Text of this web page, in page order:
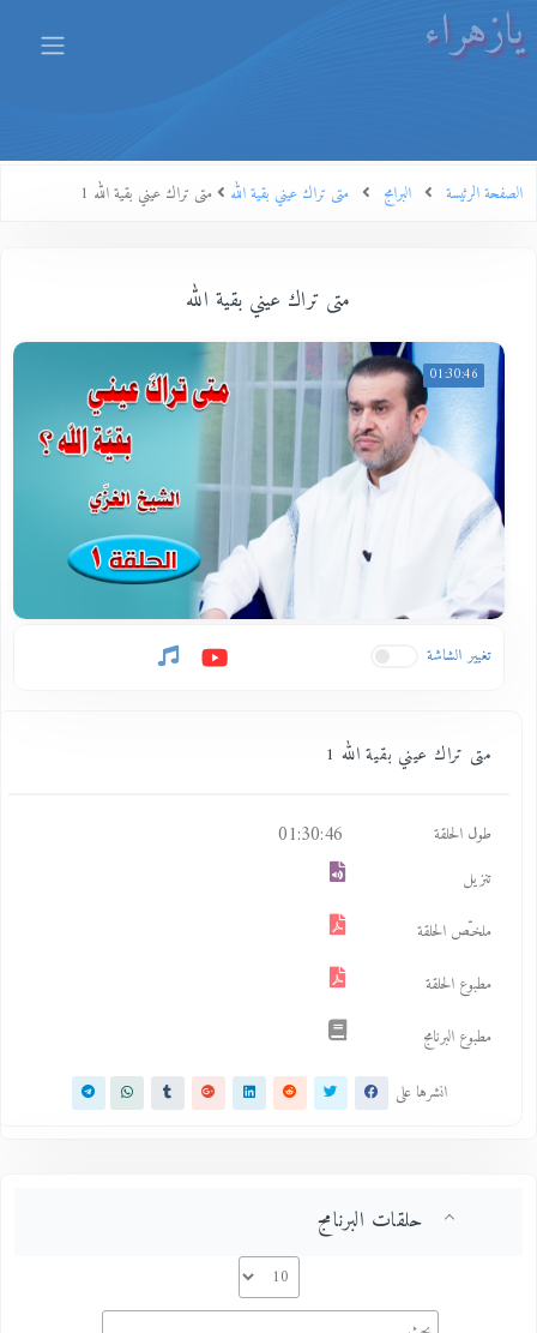
يازهراء
الصفحة الرئيسة البرامج متى تراك عيني بقية الله متى تراك عيني بقية الله 1
متى تراك عيني بقية الله
01:30:46
تغيير الشاشة
متى تراك عيني بقية الله 1
طول الحلقة 01:30:46
تنزيل
ملخـّص الحلقة
مطبوع الحلقة
مطبوع البرنامج
انشرها على
حلقات البرنامج